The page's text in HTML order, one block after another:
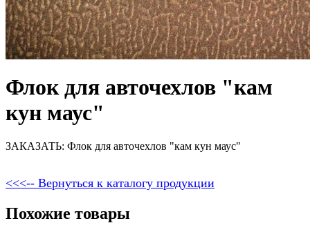
Флок для авточехлов "кам
кун маус"
ЗАКАЗАТЬ: Флок для авточехлов "кам кун маус"
<<<-- Вернуться к каталогу продукции
Похожие товары